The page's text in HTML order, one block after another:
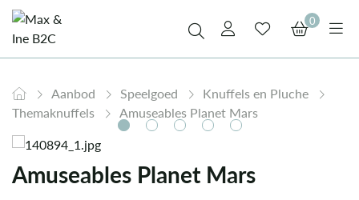
0
Aanbod Speelgoed
Knuffels en Pluche
Themaknuffels
Amuseables Planet Mars
Amuseables Planet Mars